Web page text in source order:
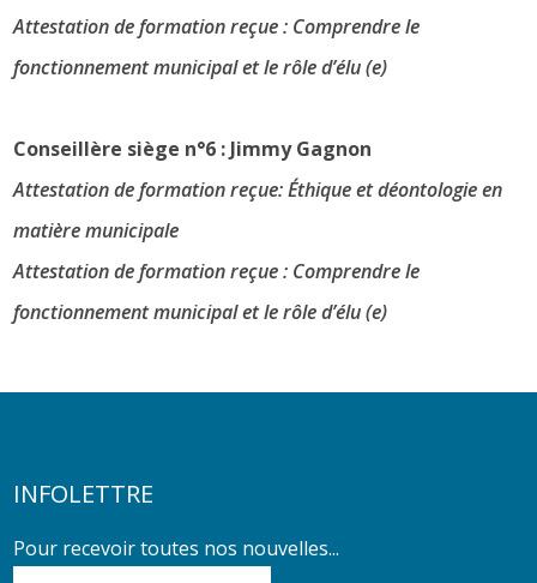
Attestation de formation reçue : Comprendre le
fonctionnement municipal et le rôle d’élu (e)
Conseillère siège n°6 : Jimmy Gagnon
Attestation de formation reçue: Éthique et déontologie en
matière municipale
Attestation de formation reçue : Comprendre le
fonctionnement municipal et le rôle d’élu (e)
INFOLETTRE
Pour recevoir toutes nos nouvelles...